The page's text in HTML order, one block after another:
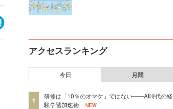
アクセスランキング
今日 月間
1
研修は「10％のオマケ」ではない——AI時代の経
験学習加速術
NEW